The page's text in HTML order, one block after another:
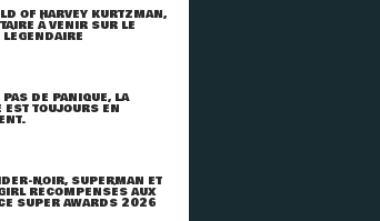
OF HARVEY KURTZMAN,
À VENIR SUR LE
PAS DE PANIQUE, LA
TOUJOURS EN
NOIR, SUPERMAN ET
RÉCOMPENSÉS AUX
SUPER AWARDS 2026